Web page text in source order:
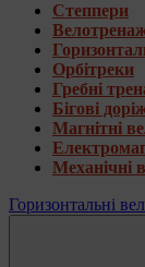
Степпери
Орбітреки
Гребні
Бігові
Магнітні
Механічні
Горизонтальні